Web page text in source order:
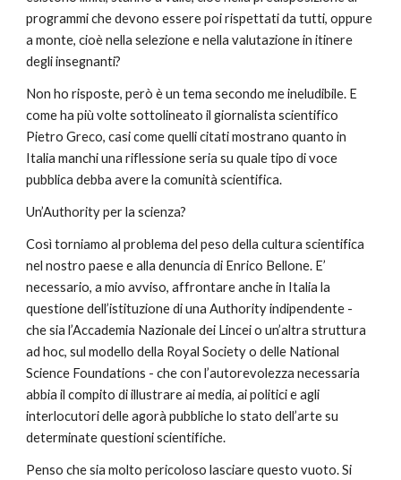
programmi che devono essere poi rispettati da tutti, oppure
a monte, cioè nella selezione e nella valutazione in itinere
degli insegnanti?
Non ho risposte, però è un tema secondo me ineludibile. E
come ha più volte sottolineato il giornalista scientifico
Pietro Greco, casi come quelli citati mostrano quanto in
Italia manchi una riflessione seria su quale tipo di voce
pubblica debba avere la comunità scientifica.
Un’Authority per la scienza?
Così torniamo al problema del peso della cultura scientifica
nel nostro paese e alla denuncia di Enrico Bellone. E’
necessario, a mio avviso, affrontare anche in Italia la
questione dell’istituzione di una Authority indipendente -
che sia l’Accademia Nazionale dei Lincei o un’altra struttura
ad hoc, sul modello della Royal Society o delle National
Science Foundations - che con l’autorevolezza necessaria
abbia il compito di illustrare ai media, ai politici e agli
interlocutori delle agorà pubbliche lo stato dell’arte su
determinate questioni scientifiche.
Penso che sia molto pericoloso lasciare questo vuoto. Si